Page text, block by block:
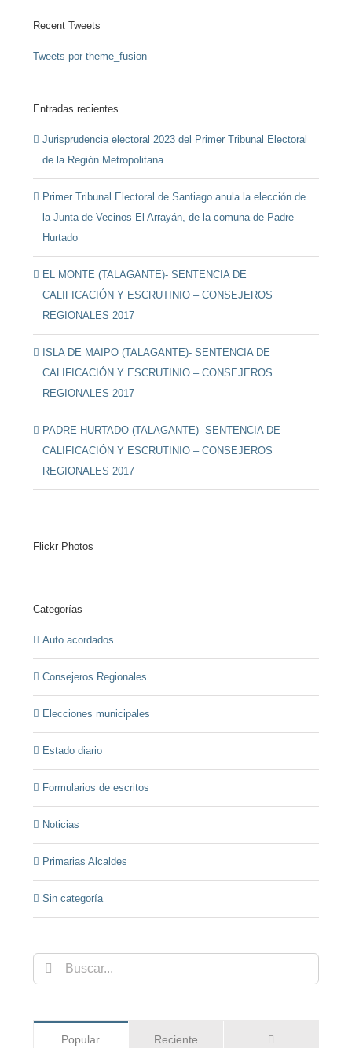
Recent Tweets
Tweets por theme_fusion
Entradas recientes
Jurisprudencia electoral 2023 del Primer Tribunal Electoral
de la Región Metropolitana
Primer Tribunal Electoral de Santiago anula la elección de
la Junta de Vecinos El Arrayán, de la comuna de Padre
Hurtado
EL MONTE (TALAGANTE)- SENTENCIA DE
CALIFICACIÓN Y ESCRUTINIO – CONSEJEROS
REGIONALES 2017
ISLA DE MAIPO (TALAGANTE)- SENTENCIA DE
CALIFICACIÓN Y ESCRUTINIO – CONSEJEROS
REGIONALES 2017
PADRE HURTADO (TALAGANTE)- SENTENCIA DE
CALIFICACIÓN Y ESCRUTINIO – CONSEJEROS
REGIONALES 2017
Flickr Photos
Categorías
Auto acordados
Consejeros Regionales
Elecciones municipales
Estado diario
Formularios de escritos
Noticias
Primarias Alcaldes
Sin categoría
Buscar:
Popular Reciente